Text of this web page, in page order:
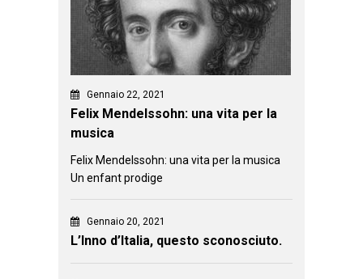
Gennaio 22, 2021
Felix Mendelssohn: una vita per la
musica
Felix Mendelssohn: una vita per la musica
Un enfant prodige
Gennaio 20, 2021
L’Inno d’Italia, questo sconosciuto.